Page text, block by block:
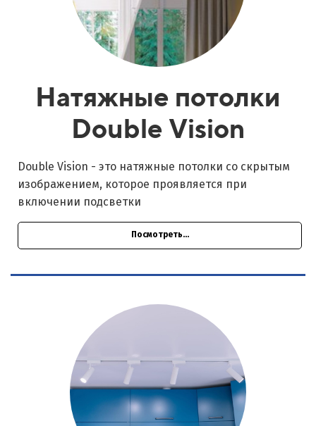
Натяжные потолки
Double Vision
Double Vision - это натяжные потолки со скрытым
изображением, которое проявляется при
включении подсветки
Посмотреть...